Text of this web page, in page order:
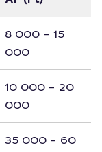
8 000 – 15
000
10 000 – 20
000
35 000 – 60